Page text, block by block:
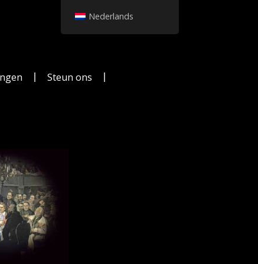
Steun ons
Nederlands